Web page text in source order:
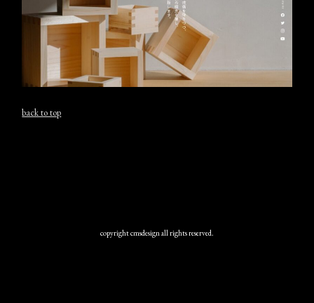
back to top
copyright cmsdesign all rights reserved.